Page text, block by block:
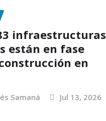
infraestructuras
están en fase
en
Samaná Jul 13, 2026